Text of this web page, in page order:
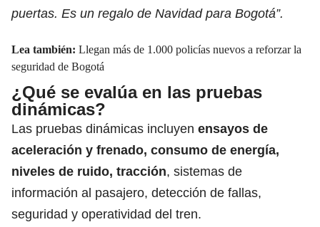
puertas. Es un regalo de Navidad para Bogotá”.
Lea también: Llegan más de 1.000 policías nuevos a reforzar la
seguridad de Bogotá
¿Qué se evalúa en las pruebas
dinámicas?
Las pruebas dinámicas incluyen ensayos de
aceleración y frenado, consumo de energía,
niveles de ruido, tracción, sistemas de
información al pasajero, detección de fallas,
seguridad y operatividad del tren.